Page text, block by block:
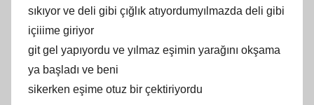
sıkıyor ve deli gibi çığlık atıyordumyılmazda deli gibi
içiiime giriyor
git gel yapıyordu ve yılmaz eşimin yarağını okşama
ya başladı ve beni
sikerken eşime otuz bir çektiriyordu